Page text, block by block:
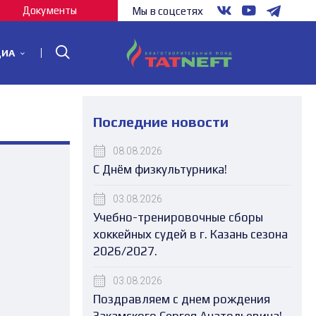
Документы Мы в соцсетях
Последние новости
08.08.2026
С Днём физкультурника!
03.08.2026
Учебно-тренировочные сборы
хоккейных судей в г. Казань сезона
2026/2027.
03.08.2026
Поздравляем с днем рождения